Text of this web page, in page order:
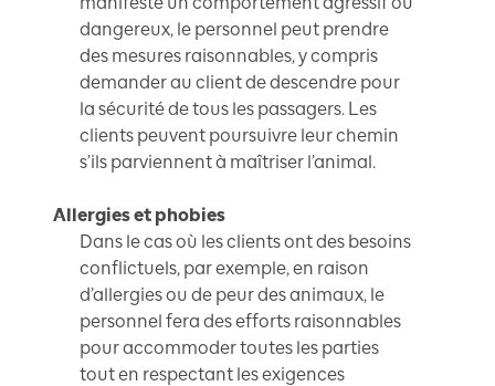
dangereux, le personnel peut prendre
des mesures raisonnables, y compris
demander au client de descendre pour
la sécurité de tous les passagers. Les
clients peuvent poursuivre leur chemin
s’ils parviennent à maîtriser l’animal.
Allergies et phobies
Dans le cas où les clients ont des besoins
conflictuels, par exemple, en raison
d’allergies ou de peur des animaux, le
personnel fera des efforts raisonnables
pour accommoder toutes les parties
tout en respectant les exigences